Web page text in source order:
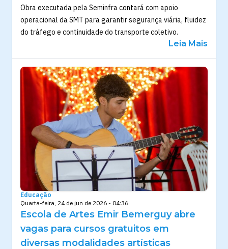
Obra executada pela Seminfra contará com apoio
operacional da SMT para garantir segurança viária, fluidez
do tráfego e continuidade do transporte coletivo.
Leia Mais
Educação
Quarta-feira, 24 de jun de 2026 - 04:36
Escola de Artes Emir Bemerguy abre
vagas para cursos gratuitos em
diversas modalidades artísticas